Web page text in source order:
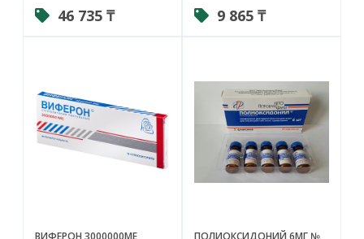
46 735 ₸ 9 865 ₸
ВИФЕРОН 3000000МЕ
ПОЛИОКСИДОНИЙ 6МГ №